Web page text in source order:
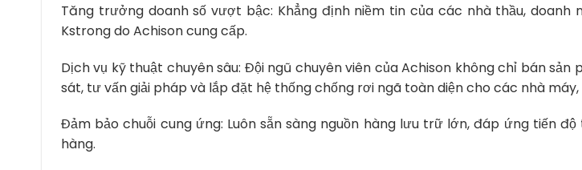
Tăng trưởng doanh số vượt bậc: Khẳng định niềm tin của các nhà thầu, doanh
Kstrong do Achison cung cấp.
Dịch vụ kỹ thuật chuyên sâu: Đội ngũ chuyên viên của Achison không chỉ bán
sát, tư vấn giải pháp và lắp đặt hệ thống chống rơi ngã toàn diện cho các nhà
Đảm bảo chuỗi cung ứng: Luôn sẵn sàng nguồn hàng lưu trữ lớn, đáp ứng tiến
hàng.